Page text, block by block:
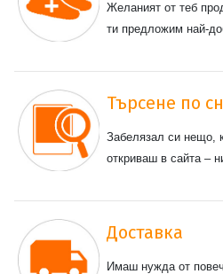
Желаният от теб
ти предложим най-
Търсене по
Забелязал си нещо,
откриваш в сайта –
Доставка
Имаш нужда от